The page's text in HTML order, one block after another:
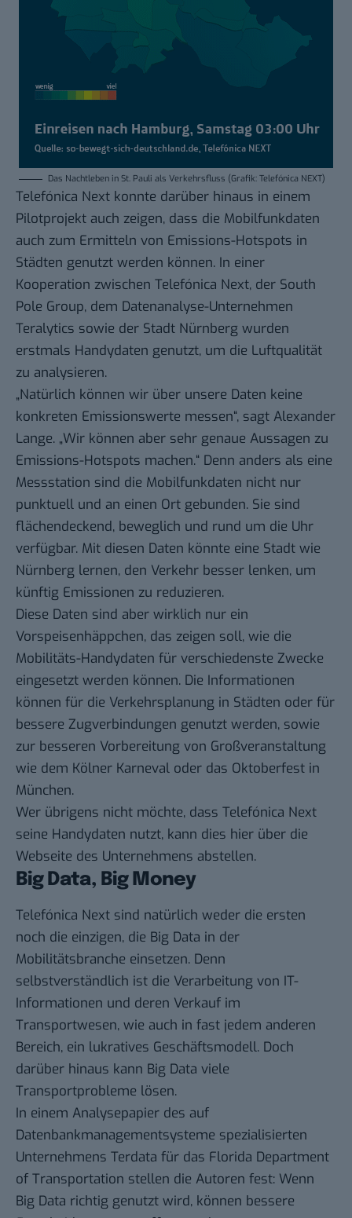
Das Nachtleben in St. Pauli als Verkehrsfluss (Grafik: Telefónica NEXT)
Telefónica Next konnte darüber hinaus in einem
Pilotprojekt auch zeigen, dass die Mobilfunkdaten
auch zum Ermitteln von Emissions-Hotspots in
Städten genutzt werden können. In einer
Kooperation zwischen Telefónica Next, der South
Pole Group, dem Datenanalyse-Unternehmen
Teralytics sowie der Stadt Nürnberg wurden
erstmals Handydaten genutzt, um die Luftqualität
zu analysieren.
„Natürlich können wir über unsere Daten keine
konkreten Emissionswerte messen“, sagt Alexander
Lange. „Wir können aber sehr genaue Aussagen zu
Emissions-Hotspots machen.“ Denn anders als eine
Messstation sind die Mobilfunkdaten nicht nur
punktuell und an einen Ort gebunden. Sie sind
flächendeckend, beweglich und rund um die Uhr
verfügbar. Mit diesen Daten könnte eine Stadt wie
Nürnberg lernen, den Verkehr besser lenken, um
künftig Emissionen zu reduzieren.
Diese Daten sind aber wirklich nur ein
Vorspeisenhäppchen, das zeigen soll, wie die
Mobilitäts-Handydaten für verschiedenste Zwecke
eingesetzt werden können. Die Informationen
können für die Verkehrsplanung in Städten oder für
bessere Zugverbindungen genutzt werden, sowie
zur besseren Vorbereitung von Großveranstaltung
wie dem Kölner Karneval oder das Oktoberfest in
München.
Wer übrigens nicht möchte, dass Telefónica Next
seine Handydaten nutzt, kann dies hier über die
Webseite des Unternehmens abstellen.
Big Data, Big Money
Telefónica Next sind natürlich weder die ersten
noch die einzigen, die Big Data in der
Mobilitätsbranche einsetzen. Denn
selbstverständlich ist die Verarbeitung von IT-
Informationen und deren Verkauf im
Transportwesen, wie auch in fast jedem anderen
Bereich, ein lukratives Geschäftsmodell. Doch
darüber hinaus kann Big Data viele
Transportprobleme lösen.
In einem Analysepapier des auf
Datenbankmanagementsysteme spezialisierten
Unternehmens Terdata für das Florida Department
of Transportation stellen die Autoren fest: Wenn
Big Data richtig genutzt wird, können bessere